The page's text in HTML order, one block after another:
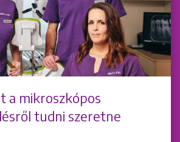
a mikroszkópos
tudni szeretne